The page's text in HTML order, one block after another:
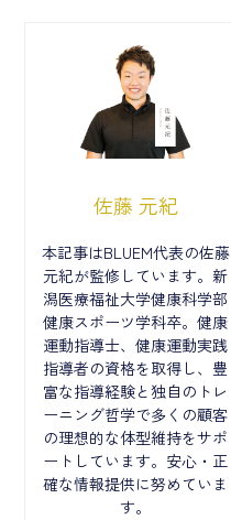
佐藤 元紀
本記事はBLUEM代表の佐藤
元紀が監修しています。新
潟医療福祉大学健康科学部
健康スポーツ学科卒。健康
運動指導士、健康運動実践
指導者の資格を取得し、豊
富な指導経験と独自のトレ
ーニング哲学で多くの顧客
の理想的な体型維持をサポ
ートしています。安心・正
確な情報提供に努めていま
す。